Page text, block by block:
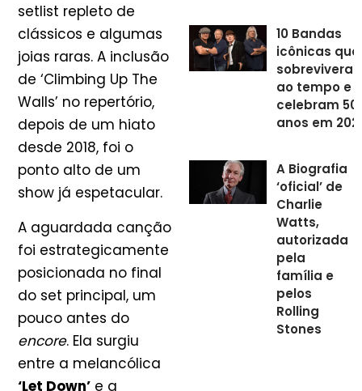
setlist repleto de
clássicos e algumas
joias raras. A inclusão
de ‘Climbing Up The
Walls’ no repertório,
depois de um hiato
desde 2018, foi o
ponto alto de um
show já espetacular.
A aguardada canção
foi estrategicamente
posicionada no final
do set principal, um
pouco antes do
encore. Ela surgiu
entre a melancólica
‘Let Down’ e a
10 Bandas
icônicas que
ao tempo e
celebram 50
anos em
A Biografia
‘oficial’ de
Charlie
Watts,
autorizada
pela
família e
pelos
Rolling
Stones